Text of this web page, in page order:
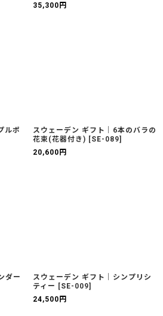
35,300 円
ルポ
スウェーデン ギフト｜6本のバラの
花束(花器付き) [SE-089]
20,600 円
ダー
スウェーデン ギフト｜シンプリシ
ティー
[SE-009]
24,500 円